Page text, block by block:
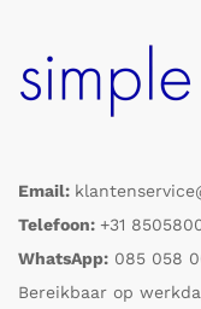
Email:
Telefoon: +31
WhatsApp: 085 058
Bereikbaar op